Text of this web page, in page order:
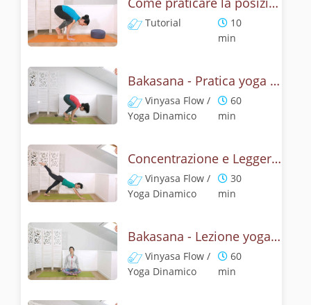
Tutorial
10
min
Bakasana - Pratica yoga con la tecnica della posizione del corvo
Vinyasa Flow /
Yoga Dinamico
60
min
Concentrazione e Leggerezza con la posizione del Corvo
Vinyasa Flow /
Yoga Dinamico
30
min
Bakasana - Lezione yoga con la mitologia della posizione del corvo
Vinyasa Flow /
Yoga Dinamico
60
min